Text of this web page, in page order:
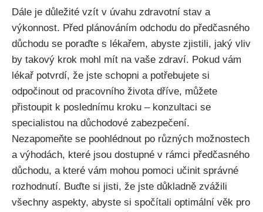
Dále je důležité vzít v úvahu zdravotní stav a
výkonnost. Před plánováním odchodu do předčasného
důchodu se poraďte s lékařem, abyste zjistili, jaký vliv
by takový krok mohl mít na vaše zdraví. Pokud vám
lékař potvrdí, že jste schopni a potřebujete si
odpočinout od pracovního života dříve, můžete
přistoupit k poslednímu kroku – konzultaci se
specialistou na důchodové zabezpečení.
Nezapomeňte se poohlédnout po různých možnostech
a výhodách, které jsou dostupné v rámci předčasného
důchodu, a které vám mohou pomoci učinit správné
rozhodnutí. Buďte si jisti, že jste důkladně zvážili
všechny aspekty, abyste si spočítali optimální věk pro